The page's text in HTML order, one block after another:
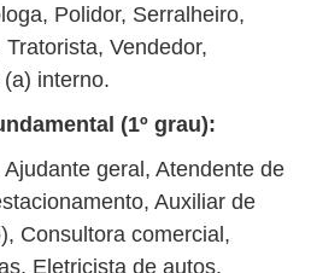
Polidor, Serralheiro,
Vendedor,
interno.
(1º grau):
geral, Atendente de
Auxiliar de
Consultora comercial,
Eletricista de autos,